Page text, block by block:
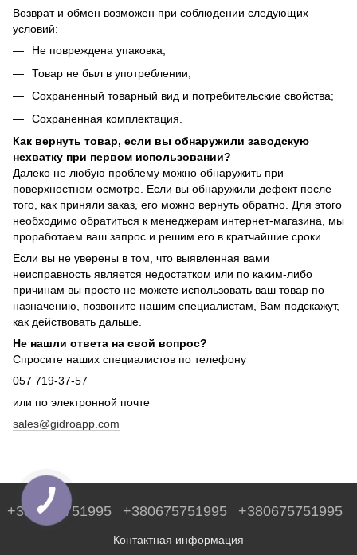
Возврат и обмен возможен при соблюдении следующих
условий:
Не повреждена упаковка;
Товар не был в употреблении;
Сохраненный товарный вид и потребительские свойства;
Сохраненная комплектация.
Как вернуть товар, если вы обнаружили заводскую
нехватку при первом использовании?
Далеко не любую проблему можно обнаружить при
поверхностном осмотре. Если вы обнаружили дефект после
того, как приняли заказ, его можно вернуть обратно. Для этого
необходимо обратиться к менеджерам интернет-магазина, мы
проработаем ваш запрос и решим его в кратчайшие сроки.
Если вы не уверены в том, что выявленная вами
неисправность является недостатком или по каким-либо
причинам вы просто не можете использовать ваш товар по
назначению, позвоните нашим специалистам, Вам подскажут,
как действовать дальше.
Не нашли ответа на свой вопрос?
Спросите наших специалистов по телефону
057 719-37-57
или по электронной почте
sales@gidroapp.com
+380675751995 +380675751995 +380675751995
Контактная информация